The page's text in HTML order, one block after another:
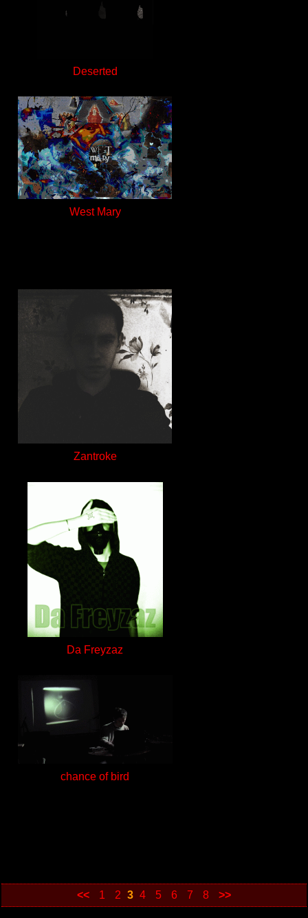
Deserted
West Mary
Zantroke
Da Freyzaz
chance of bird
<< 1 2 3 4 5 6 7 8 >>